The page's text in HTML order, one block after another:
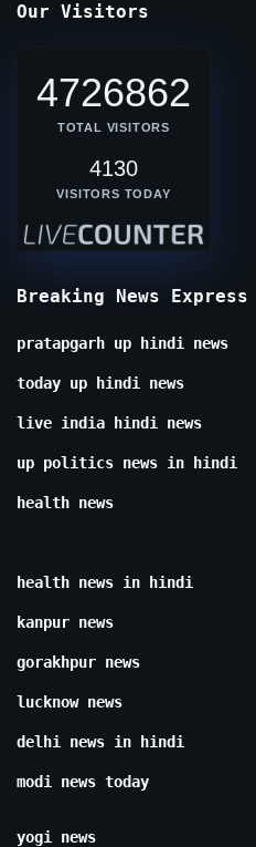
Our Visitors
4726862
TOTAL VISITORS
4130
VISITORS TODAY
Breaking News Express
pratapgarh up hindi news
today up hindi news
live india hindi news
up politics news in hindi
health news
health news in hindi
kanpur news
gorakhpur news
lucknow news
delhi news in hindi
modi news today
yogi news